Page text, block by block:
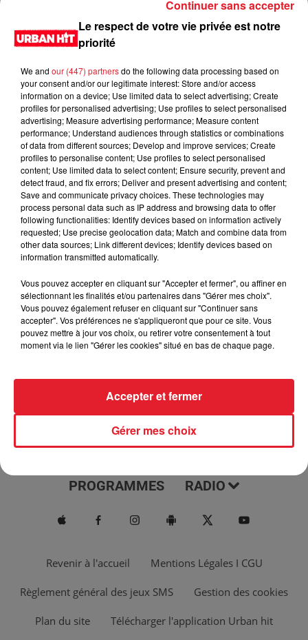
0:00 2 min 30 sec
17 septembre 2024 - 2 min 30 sec
MORNING SHOW 07H45 du 17.09.2024
Le Morning Show
ACTUS MUSIQUES
PROGRAMMES RADIO
Revenir à l'accueil Mentions Légales I CGU
Règlement général des jeux SMS Gestion des cookies
Plan du site Télécharger l'application Urban hit
Le respect de votre vie privée est notre
priorité
We and our (447) partnersdo the following data processing based on
your consent and/or our legitimate interest: Store and/or access
information on a device; Use limited data to select advertising; Create
profiles for personalised advertising; Use profiles to select personalised
advertising; Measure advertising performance; Measure content
performance; Understand audiences through statistics or combinations
of data from different sources; Develop and improve services; Create
profiles to personalise content; Use profiles to select personalised
content; Use limited data to select content; Ensure security, prevent and
detect fraud, and fix errors; Deliver and present advertising and content;
Save and communicate privacy choices. These technologies may
process personal data such as IP address and browsing data to offer
following functionalities: Identify devices based on information actively
requested; Use precise geolocation data; Match and combine data from
other data sources; Link different devices; Identify devices based on
information transmitted automatically.
Vous pouvez accepter en cliquant sur "Accepter et fermer", ou affiner en
sélectionnant les finalités et/ou partenaires dans "Gérer mes choix".
Vous pouvez également refuser en cliquant sur "Continuer sans
accepter". Vos préférences ne s'appliqueront que pour ce site. Vous
pouvez mettre à jour vos choix, ou retirer votre consentement à tout
moment via le lien "Gérer les cookies" situé en bas de chaque page.
Gérer mes choix
Accepter et fermer
Continuer sans accepter